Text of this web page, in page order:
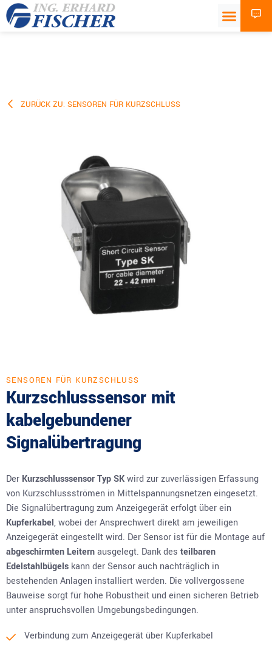
ZURÜCK ZU: SENSOREN FÜR KURZSCHLUSS
SENSOREN FÜR KURZSCHLUSS
Kurzschlusssensor mit
kabelgebundener
Signalübertragung
Der Kurzschlusssensor Typ SKwird zur zuverlässigen Erfassung
von Kurzschlussströmen in Mittelspannungsnetzen eingesetzt.
Die Signalübertragung zum Anzeigegerät erfolgt über ein
Kupferkabel, wobei der Ansprechwert direkt am jeweiligen
Anzeigegerät eingestellt wird. Der Sensor ist für die Montage auf
abgeschirmten Leiternausgelegt. Dank des teilbaren
Edelstahlbügels kann der Sensor auch nachträglich in
bestehenden Anlagen installiert werden. Die vollvergossene
Bauweise sorgt für hohe Robustheit und einen sicheren Betrieb
unter anspruchsvollen Umgebungsbedingungen.
Verbindung zum Anzeigegerät über Kupferkabel